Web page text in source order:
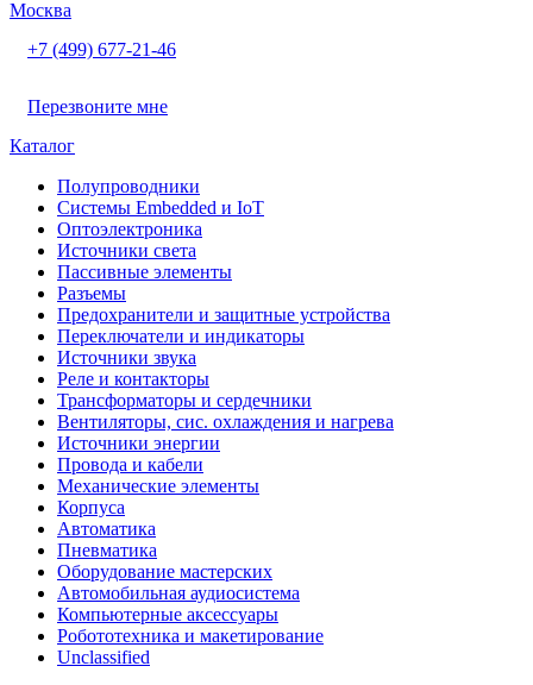
Москва
+7 (499) 677-21-46
Перезвоните мне
Каталог
Полупроводники
Системы Embedded и IoT
Oптоэлектроника
Источники света
Пассивные элементы
Разъeмы
Предохранители и защитные устройства
Переключатели и индикаторы
Источники звука
Реле и контакторы
Трансформаторы и сердечники
Вентиляторы, сис. охлаждения и нагрева
Источники энергии
Провода и кабели
Механические элементы
Корпуса
Автоматика
Пневматика
Оборудование мастерских
Автомобильная аудиосистема
Компьютерные аксессуары
Робототехника и макетирование
Unclassified